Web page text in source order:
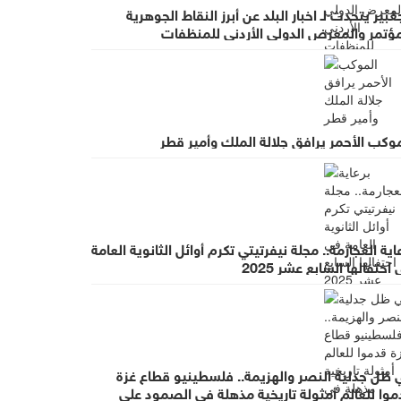
يتحدث لـ اخبار البلد عن أبرز النقاط الجوهرية
والمعرض الدولي الأردني للمنظفات
الأحمر يرافق جلالة الملك وأمير قطر
العجارمة.. مجلة نيفرتيتي تكرم أوائل الثانوية العامة
السابع عشر 2025
ظل جدلية النصر والهزيمة.. فلسطينيو قطاع غزة
للعالم أمثولة تاريخية مذهلة في الصمود على